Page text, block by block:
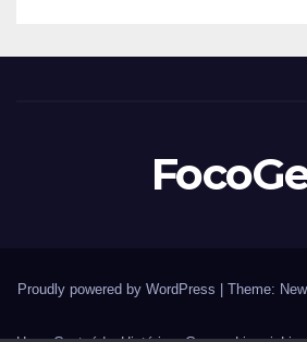
Proudly powered by WordPress Theme: